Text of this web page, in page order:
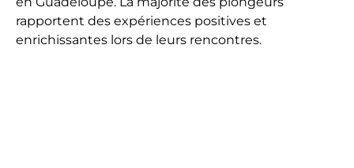
rapportent des expériences positives et
enrichissantes lors de leurs rencontres.